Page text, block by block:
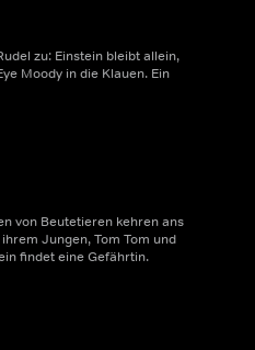
zu: Einstein bleibt allein,
Moody in die Klauen. Ein
von Beutetieren kehren ans
Jungen, Tom Tom und
findet eine Gefährtin.